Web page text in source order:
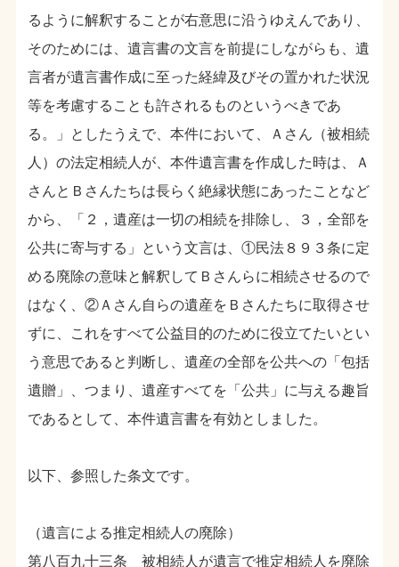
るように解釈することが右意思に沿うゆえんであり、
そのためには、遺言書の文言を前提にしながらも、遺
言者が遺言書作成に至った経緯及びその置かれた状況
等を考慮することも許されるものというべきであ
る。」としたうえで、本件において、Ａさん（被相続
人）の法定相続人が、本件遺言書を作成した時は、Ａ
さんとＢさんたちは長らく絶縁状態にあったことなど
から、「２，遺産は一切の相続を排除し、３，全部を
公共に寄与する」という文言は、①民法８９３条に定
める廃除の意味と解釈してＢさんらに相続させるので
はなく、②Ａさん自らの遺産をＢさんたちに取得させ
ずに、これをすべて公益目的のために役立てたいとい
う意思であると判断し、遺産の全部を公共への「包括
遺贈」、つまり、遺産すべてを「公共」に与える趣旨
であるとして、本件遺言書を有効としました。
以下、参照した条文です。
（遺言による推定相続人の廃除）
第八百九十三条 被相続人が遺言で推定相続人を廃除